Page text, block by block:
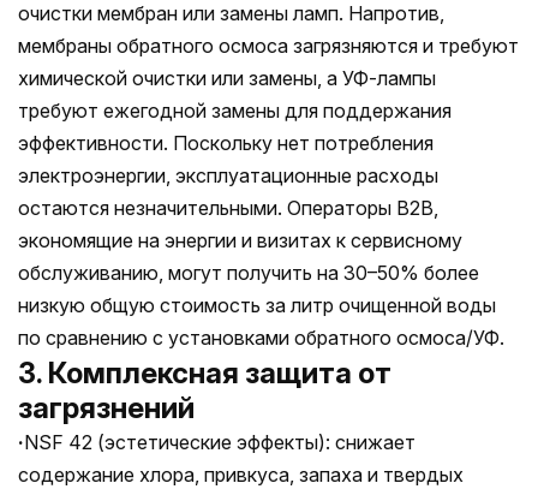
очистки мембран или замены ламп. Напротив,
мембраны обратного осмоса загрязняются и требуют
химической очистки или замены, а УФ-лампы
требуют ежегодной замены для поддержания
эффективности. Поскольку нет потребления
электроэнергии, эксплуатационные расходы
остаются незначительными. Операторы B2B,
экономящие на энергии и визитах к сервисному
обслуживанию, могут получить на 30–50% более
низкую общую стоимость за литр очищенной воды
по сравнению с установками обратного осмоса/УФ.
3. Комплексная защита от
загрязнений
·NSF 42 (эстетические эффекты): снижает
содержание хлора, привкуса, запаха и твердых